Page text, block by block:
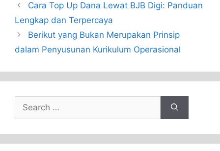
Cara Top Up Dana Lewat BJB Digi: Panduan
Lengkap dan Terpercaya
Berikut yang Bukan Merupakan Prinsip
dalam Penyusunan Kurikulum Operasional
Search
for: